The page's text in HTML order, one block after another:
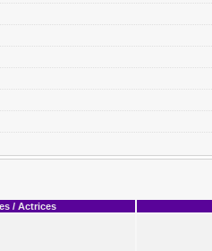
/ Actrices